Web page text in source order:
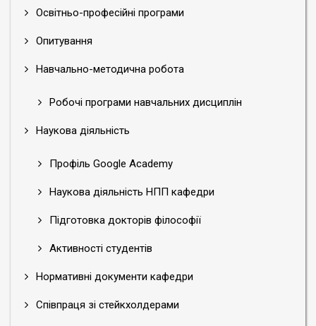
Освітньо-професійні програми
Опитування
Навчально-методична робота
Робочі програми навчальних дисциплін
Наукова діяльність
Профіль Google Academy
Наукова діяльність НПП кафедри
Підготовка докторів філософії
Активності студентів
Нормативні документи кафедри
Співпраця зі стейкхолдерами